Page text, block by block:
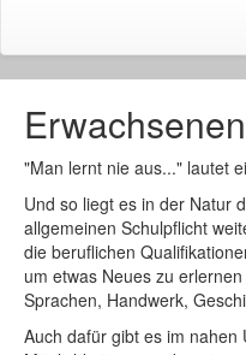
"Man lernt nie aus..." lautet
Und so liegt es in der Natur
allgemeinen Schulpflicht
die beruflichen
um etwas Neues zu
Sprachen, Handwerk,
Auch dafür gibt es im nahen